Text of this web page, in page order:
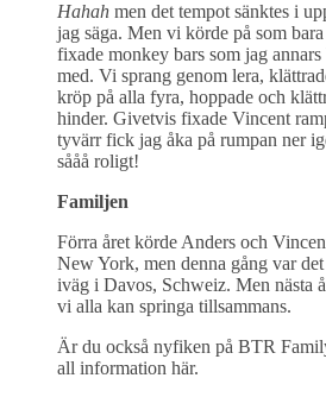
Hahah men det tempot sänktes i
jag säga. Men vi körde på som
fixade monkey bars som jag
med. Vi sprang genom lera,
kröp på alla fyra, hoppade och
hinder. Givetvis fixade Vincent
tyvärr fick jag åka på rumpan ner
sååå roligt!
Familjen
Förra året körde Anders och
New York, men denna gång var
iväg i Davos, Schweiz. Men nästa
vi alla kan springa tillsammans.
Är du också nyfiken på BTR
all information här.